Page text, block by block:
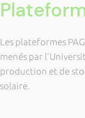
Les plateformes
menés par
production et de
solaire.